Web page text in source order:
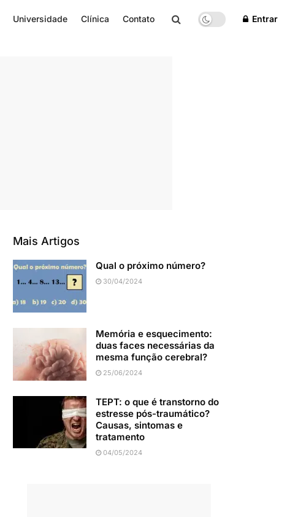
Universidade Clínica Contato Entrar
Mais Artigos
Qual o próximo número?
30/04/2024
Memória e esquecimento:
duas faces necessárias da
mesma função cerebral?
25/06/2024
TEPT: o que é transtorno do
estresse pós-traumático?
Causas, sintomas e
tratamento
04/05/2024